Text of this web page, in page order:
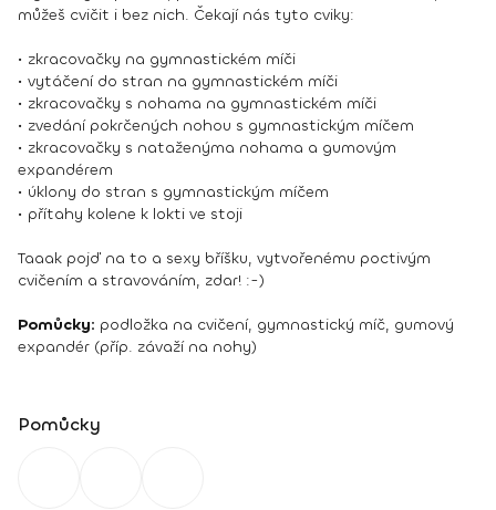
můžeš cvičit i bez nich. Čekají nás tyto cviky:
• zkracovačky na gymnastickém míči
• vytáčení do stran na gymnastickém míči
• zkracovačky s nohama na gymnastickém míči
• zvedání pokrčených nohou s gymnastickým míčem
• zkracovačky s nataženýma nohama a gumovým
expandérem
• úklony do stran s gymnastickým míčem
• přítahy kolene k lokti ve stoji
Taaak pojď na to a sexy bříšku, vytvořenému poctivým
cvičením a stravováním, zdar! :-)
Pomůcky: podložka na cvičení, gymnastický míč, gumový
expandér (příp. závaží na nohy)
Pomůcky